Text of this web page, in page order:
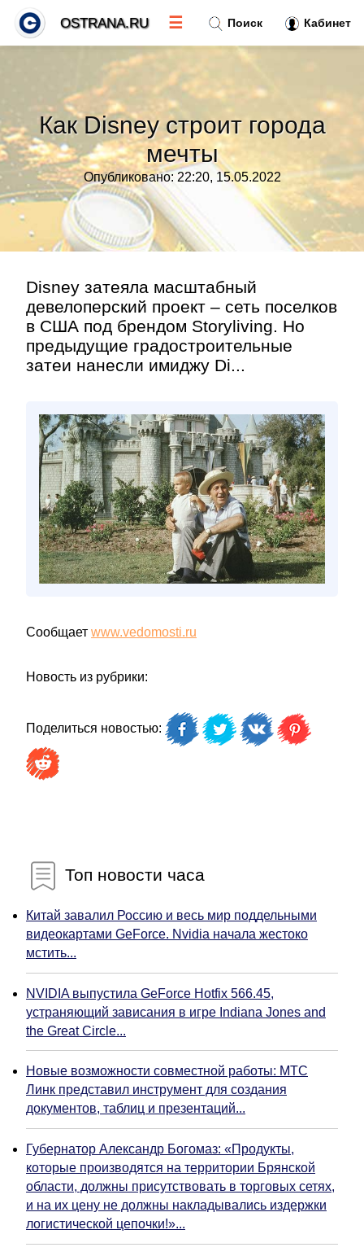
Как Disney строит города
мечты
Опубликовано: 22:20, 15.05.2022
Disney затеяла масштабный
девелоперский проект – сеть поселков
в США под брендом Storyliving. Но
предыдущие градостроительные
затеи нанесли имиджу Di...
Сообщает www.vedomosti.ru
Новость из рубрики:
Поделиться новостью:
Топ новости часа
Китай завалил Россию и весь мир поддельными
видеокартами GeForce. Nvidia начала жестоко
мстить...
NVIDIA выпустила GeForce Hotfix 566.45,
устраняющий зависания в игре Indiana Jones and
the Great Circle...
Новые возможности совместной работы: МТС
Линк представил инструмент для создания
документов, таблиц и презентаций...
Губернатор Александр Богомаз: «Продукты,
которые производятся на территории Брянской
области, должны присутствовать в торговых сетях,
и на их цену не должны накладывались издержки
логистической цепочки!»...
Поиск Кабинет
OSTRANA.RU ☰
Тренды новостей»
Рубрики»
Правила»
Контакт»